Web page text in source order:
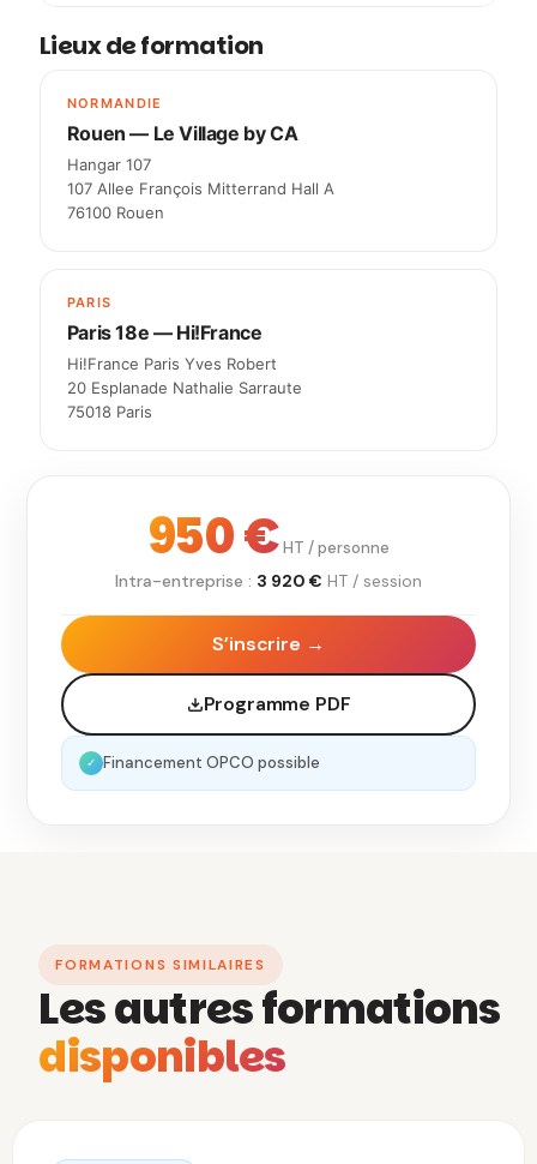
Lieux de formation
NORMANDIE
Rouen — Le Village by CA
Hangar 107
107 Allee François Mitterrand Hall A
76100 Rouen
PARIS
Paris 18e — Hi!France
Hi!France Paris Yves Robert
20 Esplanade Nathalie Sarraute
75018 Paris
950 €HT / personne
Intra-entreprise : 3 920 € HT / session
S’inscrire →
Programme PDF
✓ Financement OPCO possible
FORMATIONS SIMILAIRES
Les autres formations
disponibles